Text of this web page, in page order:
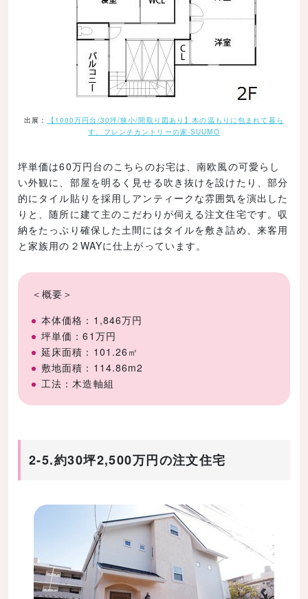
出展：
【1000万円台/30坪/狭小/間取り図あり】木の温もりに包まれて暮ら
す、フレンチカントリーの家-SUUMO
坪単価は60万円台のこちらのお宅は、南欧風の可愛らし
い外観に、部屋を明るく見せる吹き抜けを設けたり、部分
的にタイル貼りを採用しアンティークな雰囲気を演出した
りと、随所に建て主のこだわりが伺える注文住宅です。収
納をたっぷり確保した土間にはタイルを敷き詰め、来客用
と家族用の２WAYに仕上がっています。
＜概要＞
本体価格：1,846万円
坪単価：61万円
延床面積：101.26㎡
敷地面積：114.86m2
工法：木造軸組
2-5.約30坪2,500万円の注文住宅